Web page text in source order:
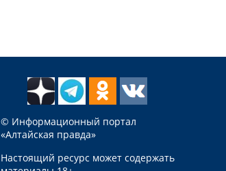
© Информационный портал
«Алтайская правда»
Настоящий ресурс может содержать